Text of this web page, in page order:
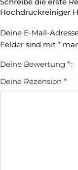
Hochdruckreiniger
Deine E-Mail-
Felder sind mit *
Deine Bewertung *
Deine Rezension *